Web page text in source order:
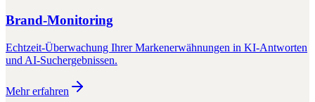
Brand-Monitoring
Echtzeit-Überwachung Ihrer Markenerwähnungen in KI-Antworten
und AI-Suchergebnissen.
Mehr erfahren